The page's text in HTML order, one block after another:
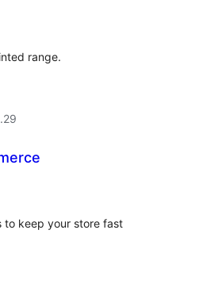
range.
to keep your store fast